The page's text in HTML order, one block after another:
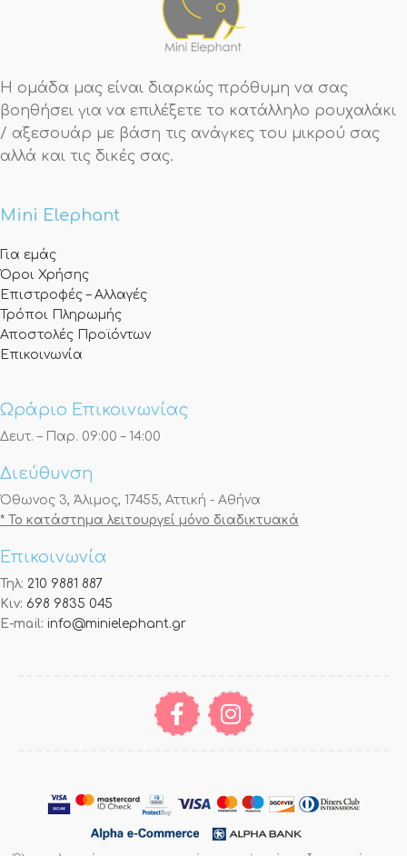
Η ομάδα μας είναι διαρκώς πρόθυμη να σας
βοηθήσει για να επιλέξετε το κατάλληλο ρουχαλάκι
/ αξεσουάρ με βάση τις ανάγκες του μικρού σας
αλλά και τις δικές σας.
Mini Elephant
Για εμάς
Όροι Χρήσης
Επιστροφές – Αλλαγές
Τρόποι Πληρωμής
Αποστολές Προϊόντων
Επικοινωνία
Ωράριο Επικοινωνίας
Δευτ. – Παρ. 09:00 – 14:00
Διεύθυνση
Όθωνος 3, Άλιμος, 17455, Αττική - Αθήνα
* Το κατάστημα λειτουργεί μόνο διαδικτυακά
Επικοινωνία
Τηλ: 210 9881 887
Κιν: 698 9835 045
E-mail: info@minielephant.gr